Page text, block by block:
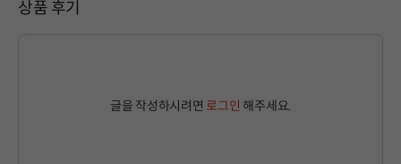
상품 후기
글을 작성하시려면 로그인 해주세요.